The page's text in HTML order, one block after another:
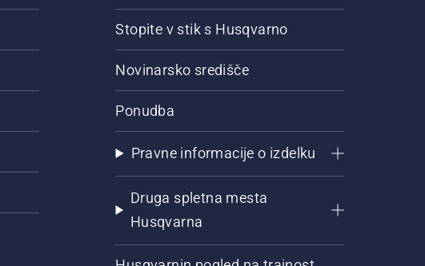
Stopite v stik s Husqvarno
Novinarsko središče
Ponudba
Pravne informacije o izdelku
Druga spletna mesta
Husqvarna